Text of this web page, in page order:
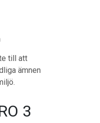
till att
ämnen
3